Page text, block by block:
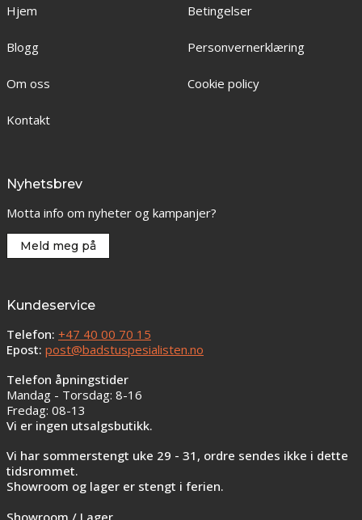
Hjem
Blogg
Om oss
Kontakt
Betingelser
Personvernerklæring
Cookie policy
Nyhetsbrev
Motta info om nyheter og kampanjer?
Meld meg på
Kundeservice
Telefon: +47 40 00 70 15
Epost: post@badstuspesialisten.no
Telefon åpningstider
Mandag - Torsdag: 8-16
Fredag: 08-13
Vi er ingen utsalgsbutikk.
Vi har sommerstengt uke 29 - 31, ordre sendes ikke i dette
tidsrommet.
Showroom og lager er stengt i ferien.
Showroom / Lager